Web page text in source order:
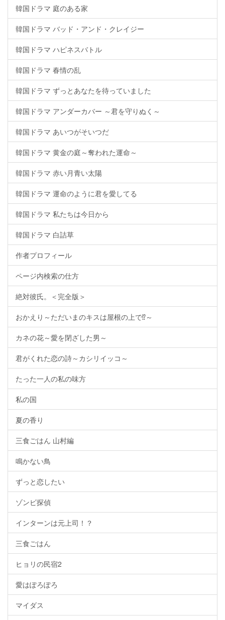
韓国ドラマ 庭のある家
韓国ドラマ バッド・アンド・クレイジー
韓国ドラマ ハピネスバトル
韓国ドラマ 春情の乱
韓国ドラマ ずっとあなたを待っていました
韓国ドラマ アンダーカバー ～君を守りぬく～
韓国ドラマ あいつがそいつだ
韓国ドラマ 黄金の庭～奪われた運命～
韓国ドラマ 赤い月青い太陽
韓国ドラマ 運命のように君を愛してる
韓国ドラマ 私たちは今日から
韓国ドラマ 白詰草
作者プロフィール
ページ内検索の仕方
絶対彼氏。＜完全版＞
おかえり～ただいまのキスは屋根の上で⁉～
カネの花～愛を閉ざした男～
君がくれた恋の詩～カシリイッコ～
たった一人の私の味方
私の国
夏の香り
三食ごはん 山村編
鳴かない鳥
ずっと恋したい
ゾンビ探偵
インターンは元上司！？
三食ごはん
ヒョリの民宿2
愛はぽろぽろ
マイダス